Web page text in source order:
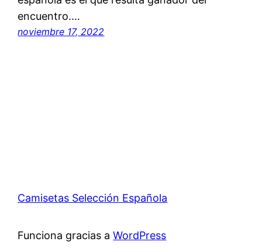
encuentro.…
noviembre 17, 2022
Camisetas Selección Española
Funciona gracias aWordPress